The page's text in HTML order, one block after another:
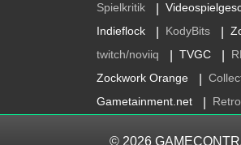
Spielkritik
Indieflock KodyBits
twitch/noviiq TVGC
Zockwork Orange
Gametainment.net
© 2026